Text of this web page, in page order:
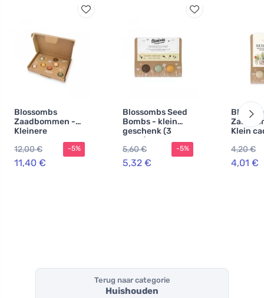
Blossombs
Zaadbommen -
Kleinere
cadeauset voor
leraren - Bunny
(7 stuks)
12,00 €
11,40 €
-5%
Blossombs Seed
Bombs - klein
geschenk (3
stuks) - origineel
en praktisch
geschenk in één
5,60 €
5,32 €
-5%
Klein
stuks)
4,20 €
4,01 €
Terug naar categorie
Huishouden